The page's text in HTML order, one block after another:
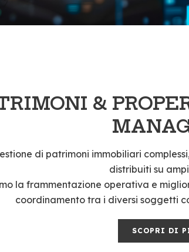
&
di patrimoni immobiliari
distribuiti su
la frammentazione operativa e
coordinamento tra i diversi soggetti
SCOPRI DI